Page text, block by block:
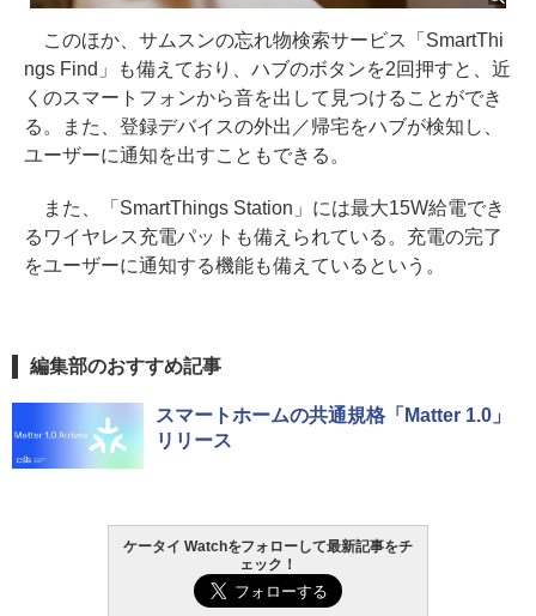
このほか、サムスンの忘れ物検索サービス「SmartThi
ngs Find」も備えており、ハブのボタンを2回押すと、近
くのスマートフォンから音を出して見つけることができ
る。また、登録デバイスの外出／帰宅をハブが検知し、
ユーザーに通知を出すこともできる。
また、「SmartThings Station」には最大15W給電でき
るワイヤレス充電パットも備えられている。充電の完了
をユーザーに通知する機能も備えているという。
編集部のおすすめ記事
スマートホームの共通規格「Matter 1.0」
リリース
ケータイ Watchをフォローして最新記事をチ
ェック！